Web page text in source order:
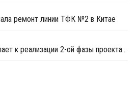
ремонт линии ТФК №2 в Китае
Jiaxing Petchem приступает к реализации 2-ой фазы проекта по наращиванию мощностей ТФК в Китае